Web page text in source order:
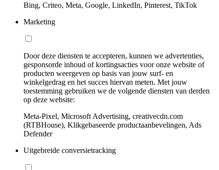
Bing, Criteo, Meta, Google, LinkedIn, Pinterest, TikTok
Marketing
Door deze diensten te accepteren, kunnen we advertenties,
gesponsorde inhoud of kortingsacties voor onze website of
producten weergeven op basis van jouw surf- en
winkelgedrag en het succes hiervan meten. Met jouw
toestemming gebruiken we de volgende diensten van derden
op deze website:
Meta-Pixel, Microsoft Advertising, creativecdn.com
(RTBHouse), Klikgebaseerde productaanbevelingen, Ads
Defender
Uitgebreide conversietracking